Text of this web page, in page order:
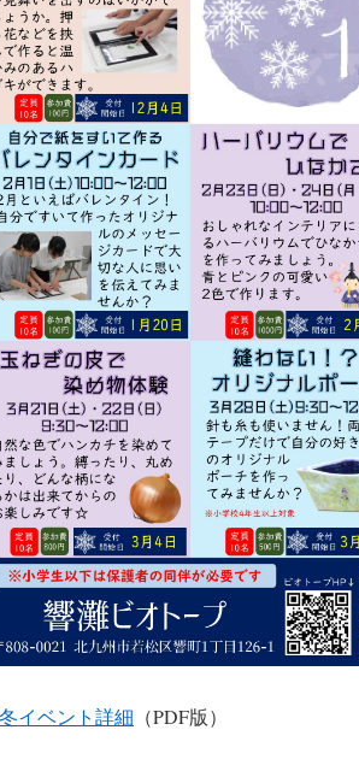
イベント詳細 （PDF版）